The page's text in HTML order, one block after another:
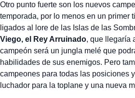
Otro punto fuerte son los nuevos
temporada, por lo menos en un primer
ligados al lore de las Islas de las
Viego, el Rey Arruinado, que llegaría
campeón será un jungla melé que
habilidades de sus enemigos. Pero
campeones para todas las posiciones
luchador para la toplane y una nueva